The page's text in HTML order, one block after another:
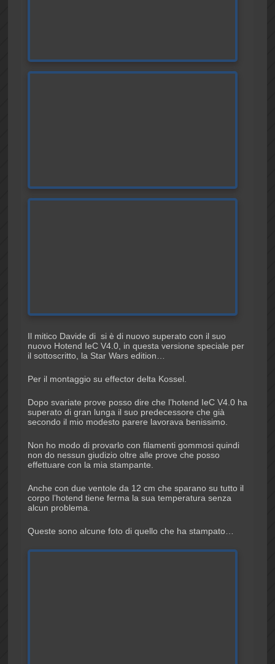
Il mitico Davide di si è di nuovo superato con il suo
nuovo Hotend IeC V4.0, in questa versione speciale per
il sottoscritto, la Star Wars edition…
Per il montaggio su effector delta Kossel.
Dopo svariate prove posso dire che l’hotend IeC V4.0 ha
superato di gran lunga il suo predecessore che già
secondo il mio modesto parere lavorava benissimo.
Non ho modo di provarlo con filamenti gommosi quindi
non do nessun giudizio oltre alle prove che posso
effettuare con la mia stampante.
Anche con due ventole da 12 cm che sparano su tutto il
corpo l’hotend tiene ferma la sua temperatura senza
alcun problema.
Queste sono alcune foto di quello che ha stampato…